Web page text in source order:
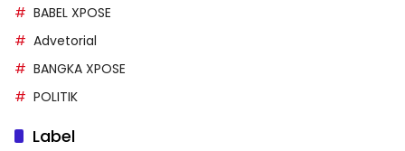
BANGKA XPOSE
POLITIK
Label
ERZALDI ROSMAN